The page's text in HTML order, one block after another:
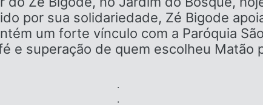
por sua solidariedade, Zé Bigode
um forte vínculo com a Paróquia
e superação de quem escolheu Matão
.
.